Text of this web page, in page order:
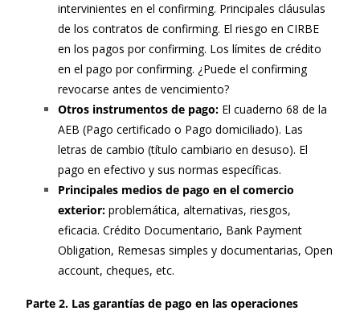
intervinientes en el confirming. Principales cláusulas
de los contratos de confirming. El riesgo en CIRBE
en los pagos por confirming. Los límites de crédito
en el pago por confirming. ¿Puede el confirming
revocarse antes de vencimiento?
Otros instrumentos de pago: El cuaderno 68 de la
AEB (Pago certificado o Pago domiciliado). Las
letras de cambio (título cambiario en desuso). El
pago en efectivo y sus normas específicas.
Principales medios de pago en el comercio
exterior: problemática, alternativas, riesgos,
eficacia. Crédito Documentario, Bank Payment
Obligation, Remesas simples y documentarias, Open
account, cheques, etc.
Parte 2. Las garantías de pago en las operaciones